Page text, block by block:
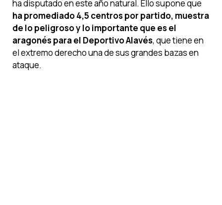
ha disputado en este año natural. Ello supone que
ha promediado 4,5 centros por partido, muestra
de lo peligroso y lo importante que es el
aragonés para el Deportivo Alavés, que tiene en
el extremo derecho una de sus grandes bazas en
ataque.